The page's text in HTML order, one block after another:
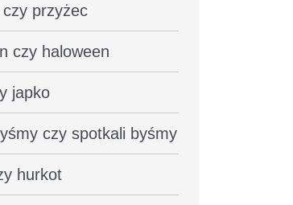
przyżec
czy haloween
japko
czy spotkali byśmy
hurkot